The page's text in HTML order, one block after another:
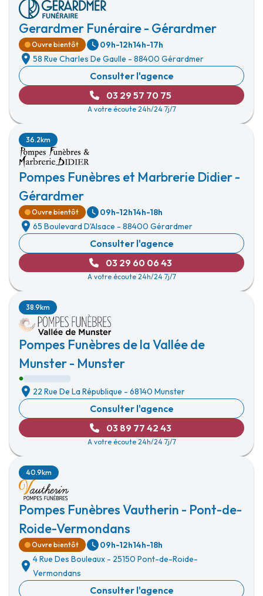
Gerardmer Funéraire - Gérardmer
Ouvre bientôt 09h-12h14h-17h
58 Rue Charles De Gaulle - 88400 Gérardmer
Consulter l'agence
03 29 57 70 75
A votre écoute 24h/24 7j/7
Pompes Funèbres et Marbrerie Didier -
Gérardmer
36.2km
Ouvre bientôt 09h-12h14h-18h
65 Boulevard D'Alsace - 88400 Gérardmer
Consulter l'agence
03 29 60 06 43
A votre écoute 24h/24 7j/7
Pompes Funèbres de la Vallée de
Munster - Munster
38.9km
22 Rue De La République - 68140 Munster
Consulter l'agence
03 89 77 42 43
A votre écoute 24h/24 7j/7
Pompes Funèbres Vautherin - Pont-de-
Roide-Vermondans
40.9km
Ouvre bientôt 09h-12h14h-18h
4 Rue Des Bouleaux - 25150 Pont-de-Roide-
Vermondans
Consulter l'agence